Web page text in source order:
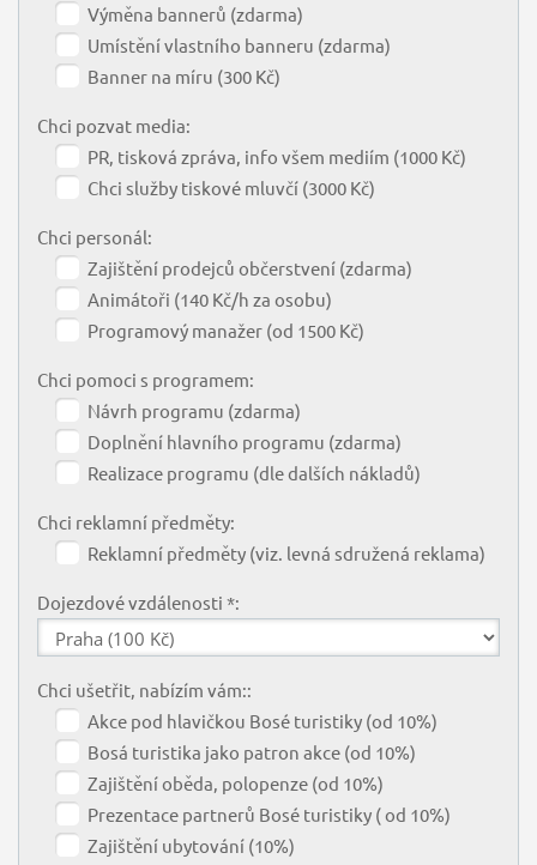
Výměna bannerů (zdarma)
Umístění vlastního banneru (zdarma)
Banner na míru (300 Kč)
Chci pozvat media:
PR, tisková zpráva, info všem mediím (1000 Kč)
Chci služby tiskové mluvčí (3000 Kč)
Chci personál:
Zajištění prodejců občerstvení (zdarma)
Animátoři (140 Kč/h za osobu)
Programový manažer (od 1500 Kč)
Chci pomoci s programem:
Návrh programu (zdarma)
Doplnění hlavního programu (zdarma)
Realizace programu (dle dalších nákladů)
Chci reklamní předměty:
Reklamní předměty (viz. levná sdružená reklama)
Dojezdové vzdálenosti *:
Chci ušetřit, nabízím vám::
Akce pod hlavičkou Bosé turistiky (od 10%)
Bosá turistika jako patron akce (od 10%)
Zajištění oběda, polopenze (od 10%)
Prezentace partnerů Bosé turistiky ( od 10%)
Zajištění ubytování (10%)